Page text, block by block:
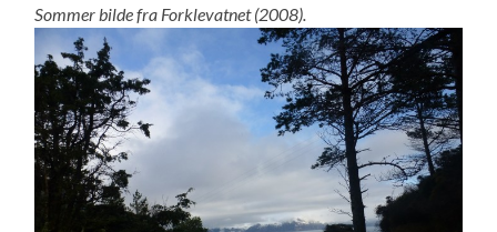
Sommer bilde fra Forklevatnet (2008).